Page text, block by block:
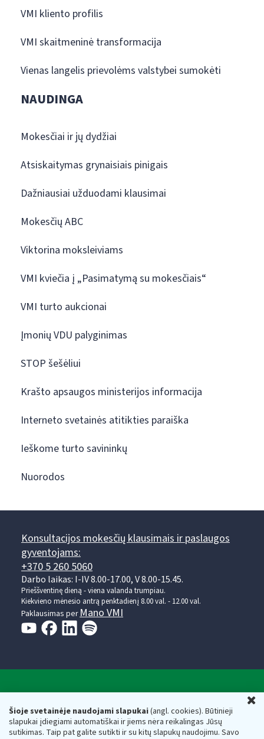
Šioje svetainėje naudojami slapukai(angl. cookies). Būtinieji
slapukai įdiegiami automatiškai ir jiems nėra reikalingas Jūsų
sutikimas. Taip pat galite sutikti ir su kitų slapukų naudojimu. Savo
VMI kliento profilis
VMI skaitmeninė transformacija
Vienas langelis prievolėms valstybei sumokėti
NAUDINGA
Mokesčiai ir jų dydžiai
Atsiskaitymas grynaisiais pinigais
Dažniausiai užduodami klausimai
Mokesčių ABC
Viktorina moksleiviams
VMI kviečia į „Pasimatymą su mokesčiais“
VMI turto aukcionai
Įmonių VDU palyginimas
STOP šešėliui
Krašto apsaugos ministerijos informacija
Interneto svetainės atitikties paraiška
Ieškome turto savininkų
Nuorodos
Konsultacijos mokesčių klausimais ir paslaugos
gyventojams:
+370 5 260 5060
Darbo laikas: I-IV 8.00-17.00, V 8.00-15.45.
Prieššventinę dieną - viena valanda trumpiau.
Kiekvieno mėnesio antrą penktadienį 8.00 val. - 12.00 val.
Paklausimas per Mano VMI
Respublikos finansų ministerijos
Biudžetinė įstaiga. Juridinio asmens kodas — 188659752,